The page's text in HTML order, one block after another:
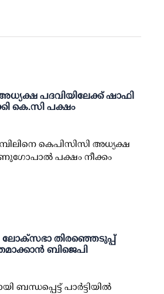
പദവിയിലേക്ക് ഷാഫി
കെ.സി പക്ഷം
കെപിസിസി അധ്യക്ഷ
പക്ഷം നീക്കം
ലോക്സഭാ തിരഞ്ഞെടുപ്പ്
ബിജെപി
ബന്ധപ്പെട്ട് പാര്‍ട്ടിയില്‍